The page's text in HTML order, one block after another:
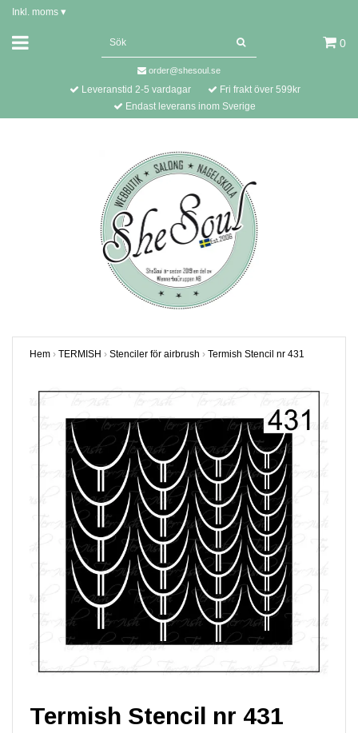
Inkl. moms ▾
0
order@shesoul.se
Leveranstid 2-5 vardagar
Fri frakt över 599kr
Endast leverans inom Sverige
Hem › TERMISH › Stenciler för airbrush › Termish Stencil nr 431
Termish Stencil nr 431